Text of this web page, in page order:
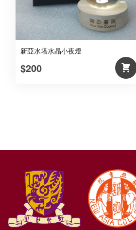
新亞水塔水晶小夜燈
$200